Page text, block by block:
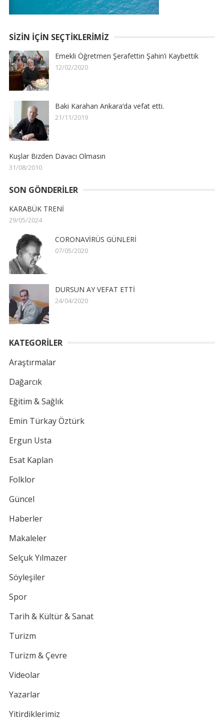
SIZIN İÇIN SEÇTIKLERIMIZ
Emekli Öğretmen Şerafettin Şahin’i Kaybettik
12/02/2020
Baki Karahan Ankara’da vefat etti.
21/11/2019
Kuşlar Bizden Davacı Olmasın
31/08/2010
SON GÖNDERILER
KARABÜK TRENİ
29/05/2024
CORONAVİRÜS GÜNLERİ
07/05/2020
DURSUN AY VEFAT ETTİ
24/04/2020
KATEGORİLER
Araştırmalar
Dağarcık
Eğitim & Sağlık
Emin Türkay Öztürk
Ergun Usta
Esat Kaplan
Folklor
Güncel
Haberler
Makaleler
Selçuk Yılmazer
Söyleşiler
Spor
Tarih & Kültür & Sanat
Turizm
Turizm & Çevre
Videolar
Yazarlar
Yitirdiklerimiz